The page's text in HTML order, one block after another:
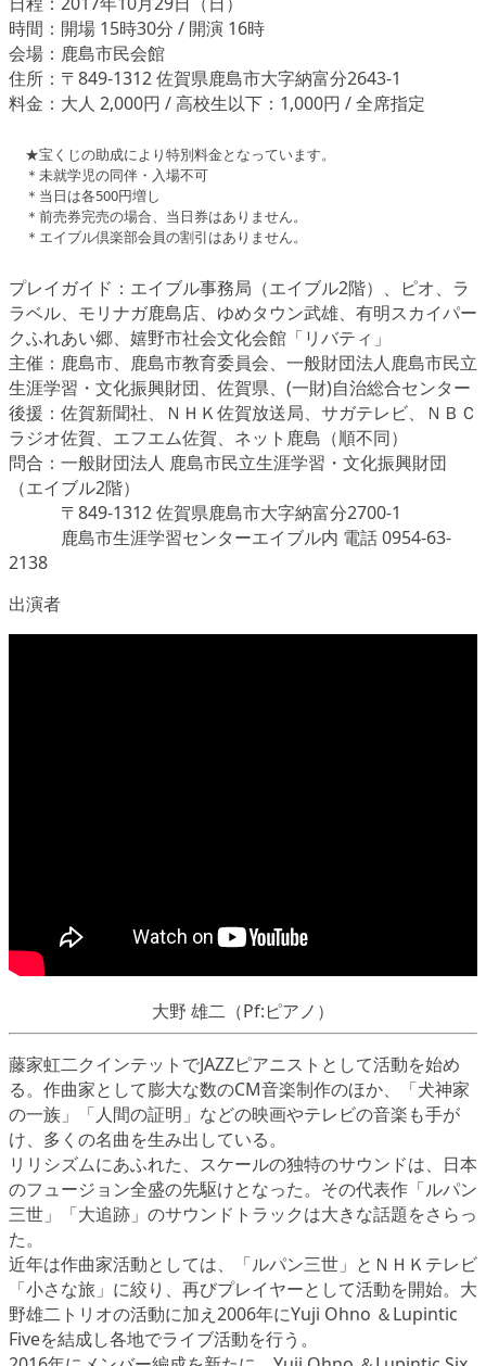
時間：開場 15時30分 / 開演 16時
会場：鹿島市民会館
住所：〒849-1312 佐賀県鹿島市大字納富分2643-1
料金：大人 2,000円 / 高校生以下：1,000円 / 全席指定
★宝くじの助成により特別料金となっています。
＊未就学児の同伴・入場不可
＊当日は各500円増し
＊前売券完売の場合、当日券はありません。
＊エイブル倶楽部会員の割引はありません。
プレイガイド：エイブル事務局（エイブル2階）、ピオ、ラ
ラベル、モリナガ鹿島店、ゆめタウン武雄、有明スカイパー
クふれあい郷、嬉野市社会文化会館「リバティ」
主催：鹿島市、鹿島市教育委員会、一般財団法人鹿島市民立
生涯学習・文化振興財団、佐賀県、(一財)自治総合センター
後援：佐賀新聞社、ＮＨＫ佐賀放送局、サガテレビ、ＮＢＣ
ラジオ佐賀、エフエム佐賀、ネット鹿島（順不同）
問合：一般財団法人 鹿島市民立生涯学習・文化振興財団
（エイブル2階）
〒849-1312 佐賀県鹿島市大字納富分2700-1
鹿島市生涯学習センターエイブル内 電話 0954-63-
2138
出演者
大野 雄二（Pf:ピアノ）
藤家虹二クインテットでJAZZピアニストとして活動を始め
る。作曲家として膨大な数のCM音楽制作のほか、「犬神家
の一族」「人間の証明」などの映画やテレビの音楽も手が
け、多くの名曲を生み出している。
リリシズムにあふれた、スケールの独特のサウンドは、日本
のフュージョン全盛の先駆けとなった。その代表作「ルパン
三世」「大追跡」のサウンドトラックは大きな話題をさらっ
た。
近年は作曲家活動としては、「ルパン三世」とＮＨＫテレビ
「小さな旅」に絞り、再びプレイヤーとして活動を開始。大
野雄二トリオの活動に加え2006年にYuji Ohno ＆Lupintic
Fiveを結成し各地でライブ活動を行う。